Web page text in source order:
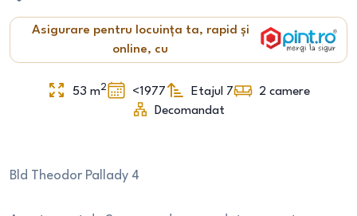
Asigurare pentru locuința ta, rapid și
online, cu
53 m2 <1977 Etajul 7 2 camere
Decomandat
Bld Theodor Pallady 4